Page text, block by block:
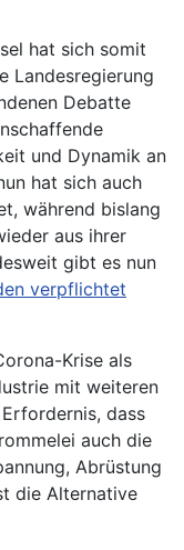
hat sich somit
Landesregierung
Debatte
und Dynamik an
hat sich auch
während bislang
aus ihrer
gibt es nun
verpflichtet
Krise als
mit weiteren
dass
auch die
Abrüstung
die Alternative